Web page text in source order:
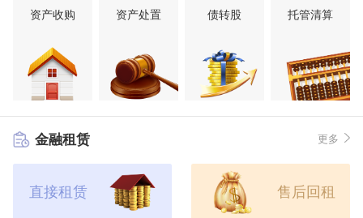
资产收购 资产处置 债转股 托管清算
金融租赁 更多
直接租赁 售后回租